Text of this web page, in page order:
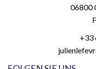
06800
+33